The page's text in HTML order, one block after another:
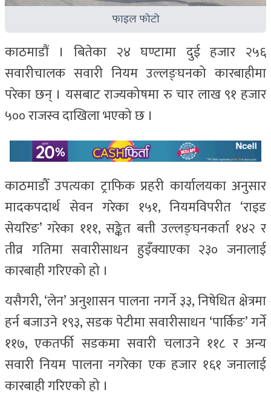
फाइल फोटो
काठमाडौं । बितेका २४ घण्टामा दुई हजार २५६
सवारीचालक सवारी नियम उल्लङ्घनको कारबाहीमा
परेका छन् । यसबाट राज्यकोषमा रु चार लाख ९१ हजार
५०० राजस्व दाखिला भएको छ ।
काठमाडौँ उपत्यका ट्राफिक प्रहरी कार्यालयका अनुसार
मादकपदार्थ सेवन गरेका १५१, नियमविपरीत ‘राइड
सेयरिङ’ गरेका १११, सङ्केत बत्ती उल्लङ्घनकर्ता १४२ र
तीव्र गतिमा सवारीसाधन हुइँक्याएका २३० जनालाई
कारबाही गरिएको हो ।
यसैगरी, ‘लेन’ अनुशासन पालना नगर्ने ३३, निषेधित क्षेत्रमा
हर्न बजाउने १९३, सडक पेटीमा सवारीसाधन ‘पार्किङ’ गर्ने
११७, एकतर्फी सडकमा सवारी चलाउने ११८ र अन्य
सवारी नियम पालना नगरेका एक हजार १६१ जनालाई
कारबाही गरिएको हो ।